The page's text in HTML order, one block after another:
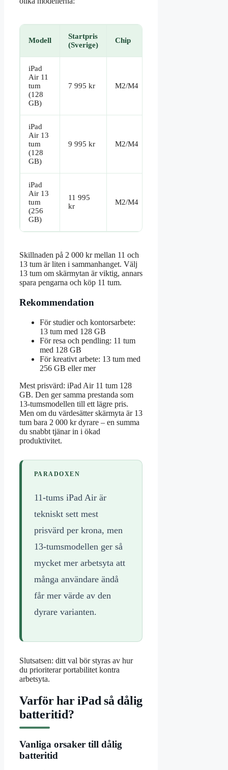
Modell
Startpris
(Sverige)
Chip
iPad
Air 11
tum
(128
GB)
7 995 kr M2/M4
iPad
Air 13
tum
(128
GB)
9 995 kr M2/M4
iPad
Air 13
tum
(256
GB)
11 995
kr
M2/M4
Skillnaden på 2 000 kr mellan 11 och
13 tum är liten i sammanhanget. Välj
13 tum om skärmytan är viktig, annars
spara pengarna och köp 11 tum.
Rekommendation
För studier och kontorsarbete:
13 tum med 128 GB
För resa och pendling: 11 tum
med 128 GB
För kreativt arbete: 13 tum med
256 GB eller mer
Mest prisvärd: iPad Air 11 tum 128
GB. Den ger samma prestanda som
13-tumsmodellen till ett lägre pris.
Men om du värdesätter skärmyta är 13
tum bara 2 000 kr dyrare – en summa
du snabbt tjänar in i ökad
produktivitet.
PARADOXEN
11-tums iPad Air är
tekniskt sett mest
prisvärd per krona, men
13-tumsmodellen ger så
mycket mer arbetsyta att
många användare ändå
får mer värde av den
dyrare varianten.
Slutsatsen: ditt val bör styras av hur
du prioriterar portabilitet kontra
arbetsyta.
Varför har iPad så dålig
batteritid?
Vanliga orsaker till dålig
batteritid